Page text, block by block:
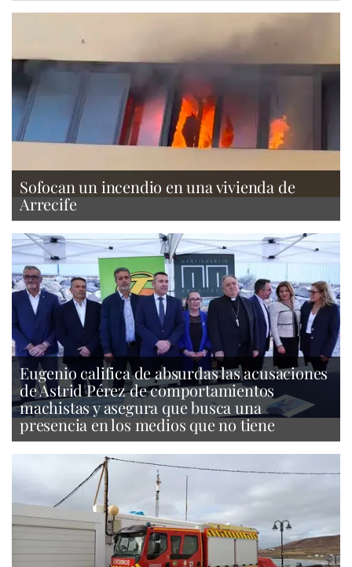
Sofocan un incendio en una vivienda de
Arrecife
Eugenio califica de absurdas las acusaciones
de Astrid Pérez de comportamientos
machistas y asegura que busca una
presencia en los medios que no tiene